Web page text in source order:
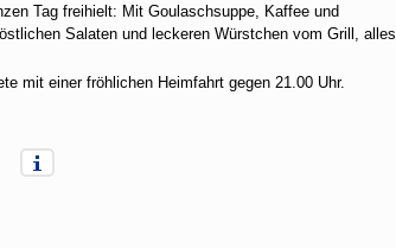
Tag freihielt: Mit Goulaschsuppe, Kaffee und
Salaten und leckeren Würstchen vom Grill, alles
mit einer fröhlichen Heimfahrt gegen 21.00 Uhr.